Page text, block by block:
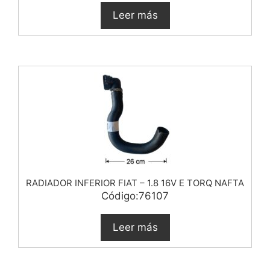
Leer más
RADIADOR INFERIOR FIAT – 1.8 16V E TORQ NAFTA
Código:76107
Leer más